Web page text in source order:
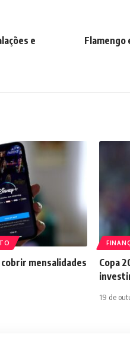
e
Flamengo
mensalidades
Copa
19 de